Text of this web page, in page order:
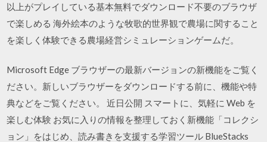
以上がプレイしている基本無料でダウンロード不要のブラウザ
で楽しめる 海外絵本のような牧歌的世界観で農場に関すること
を楽しく体験できる農場経営シミュレーションゲームだ。
Microsoft Edge ブラウザーの最新バージョンの新機能をご覧く
ださい。新しいブラウザーをダウンロードする前に、機能や特
典などをご覧ください。 近日公開 スマートに、気軽に Web を
楽しむ体験 お気に入りの情報を整理しておく新機能「コレクシ
ョン」をはじめ、読み書きを支援する学習ツール BlueStacks